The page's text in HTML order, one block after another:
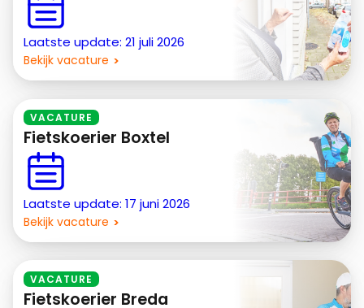
Laatste update: 21 juli 2026
Bekijk vacature
VACATURE
Fietskoerier Boxtel
Laatste update: 17 juni 2026
Bekijk vacature
VACATURE
Fietskoerier Breda